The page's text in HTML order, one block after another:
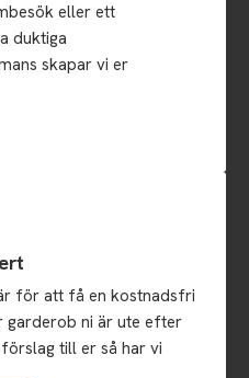
eller ett
duktiga
skapar vi er
för att få en kostnadsfri
ni är ute efter
till er så har vi